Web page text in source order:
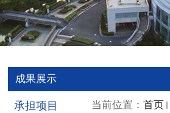
成果展示
当前位置： 首页
承担项目